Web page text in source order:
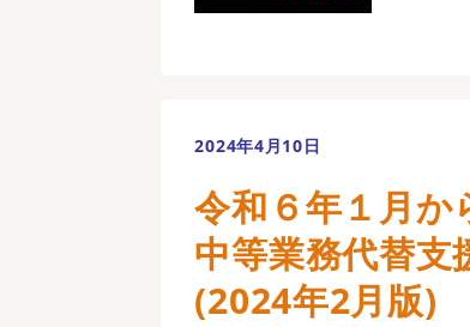
2024年4月10日
令和６年１月か
中等業務代替支
(2024年2月版)